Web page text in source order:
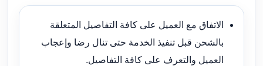
الاتفاق مع العميل على كافة التفاصيل المتعلقة
بالشحن قبل تنفيذ الخدمة حتى تنال رضا وإعجاب
العميل والتعرف على كافة التفاصيل.